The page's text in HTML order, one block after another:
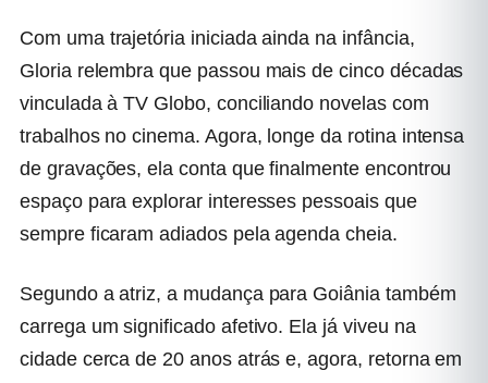
Com uma trajetória iniciada ainda na infância,
Gloria relembra que passou mais de cinco décadas
vinculada à TV Globo, conciliando novelas com
trabalhos no cinema. Agora, longe da rotina intensa
de gravações, ela conta que finalmente encontrou
espaço para explorar interesses pessoais que
sempre ficaram adiados pela agenda cheia.
Segundo a atriz, a mudança para Goiânia também
carrega um significado afetivo. Ela já viveu na
cidade cerca de 20 anos atrás e, agora, retorna em